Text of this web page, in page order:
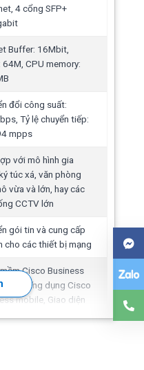
4 cổng SFP+
Buffer: 16Mbit,
64M, CPU memory:
đổi công suất:
Tỷ lệ chuyển tiếp:
mpps
với mô hình gia
túc xá, văn phòng
vừa và lớn, hay các
CCTV lớn
gói tin và cung cấp
cho các thiết bị mạng
Cisco Business
Ứng dụng Cisco
mobile, Giao diện